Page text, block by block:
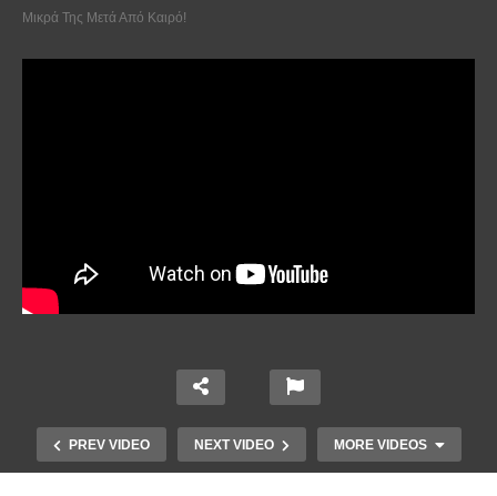
Μικρά Της Μετά Από Καιρό!
PREV VIDEO NEXT VIDEO MORE VIDEOS